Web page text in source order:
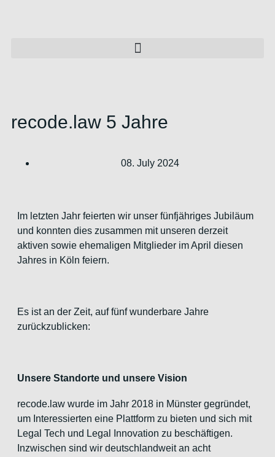
recode.law 5 Jahre
08. July 2024
Im letzten Jahr feierten wir unser fünfjähriges Jubiläum
und konnten dies zusammen mit unseren derzeit
aktiven sowie ehemaligen Mitglieder im April diesen
Jahres in Köln feiern.
Es ist an der Zeit, auf fünf wunderbare Jahre
zurückzublicken:
Unsere Standorte und unsere Vision
recode.law wurde im Jahr 2018 in Münster gegründet,
um Interessierten eine Plattform zu bieten und sich mit
Legal Tech und Legal Innovation zu beschäftigen.
Inzwischen sind wir deutschlandweit an acht